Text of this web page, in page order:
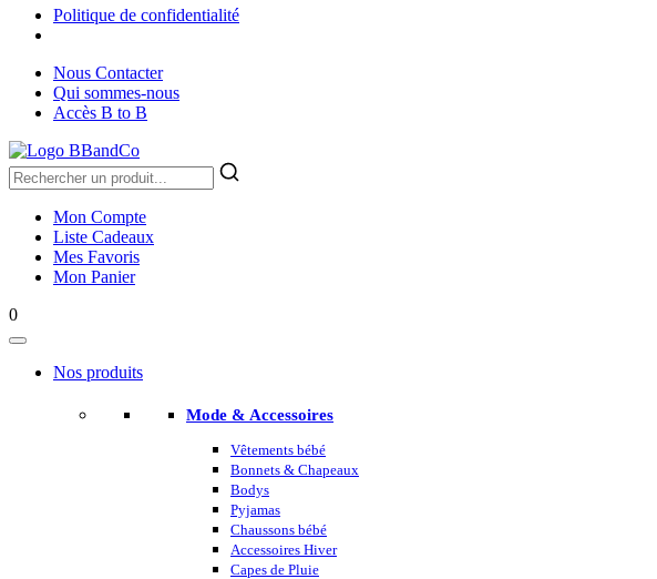
Politique de confidentialité
Nous Contacter
Qui sommes-nous
Accès B to B
Mon Compte
Liste Cadeaux
Mes Favoris
Mon Panier
0
Nos produits
Mode & Accessoires
Vêtements bébé
Bonnets & Chapeaux
Bodys
Pyjamas
Chaussons bébé
Accessoires Hiver
Capes de Pluie